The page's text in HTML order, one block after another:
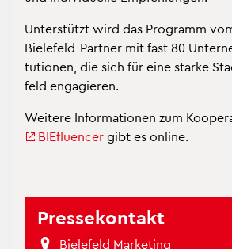
Un­ter­stützt wird das Pro­gramm
Bie­le­feld-Part­ner mit fast 80
tu­tio­nen, die sich für eine star­ke
feld en­ga­gie­ren.
Wei­te­re In­for­ma­tio­nen zum
BIEflu­en­cer gibt es on­line.
Pres­se­kon­takt
Bie­le­feld Mar­ke­ting